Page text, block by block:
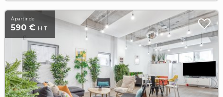
À partir de
590 € H.T